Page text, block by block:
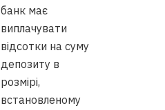
банк має
виплачувати
відсотки на суму
депозиту в
розмірі,
встановленому